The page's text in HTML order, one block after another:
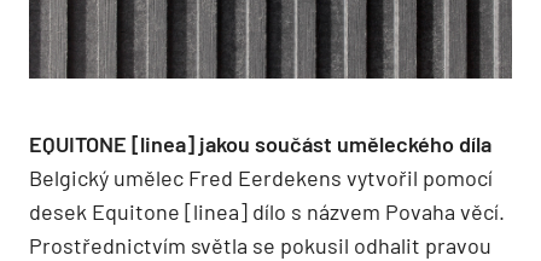
EQUITONE [linea] jakou součást uměleckého díla
Belgický umělec Fred Eerdekens vytvořil pomocí
desek Equitone [linea] dílo s názvem Povaha věcí.
Prostřednictvím světla se pokusil odhalit pravou